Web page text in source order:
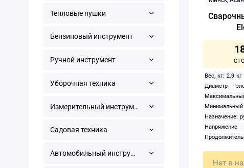
Тепловые пушки
Бензиновый инструмент
Ручной инструмент
Уборочная техника
Измерительный инструмент
Садовая техника
Автомобильный инструмент
Вес, кг: 2.9 кг
Диаметр
Назначение:
Нет в